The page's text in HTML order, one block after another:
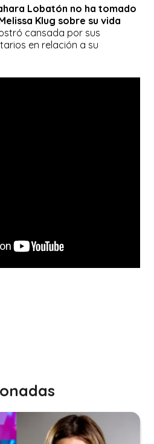
Lobatón no ha tomado
Klug sobre su vida
cansada por sus
en relación a su